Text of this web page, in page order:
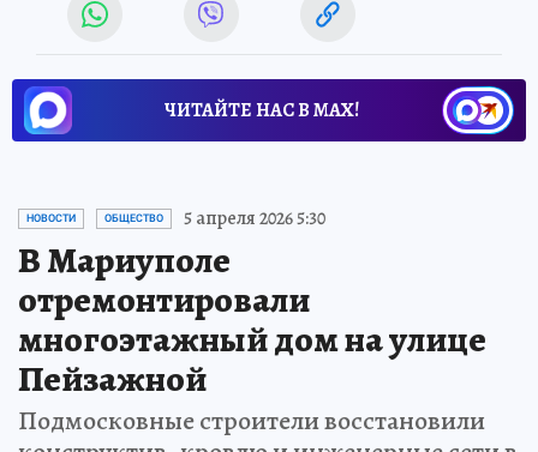
ЧИТАЙТЕ НАС В МАХ!
НОВОСТИ ОБЩЕСТВО 5 апреля 2026 5:30
В Мариуполе
отремонтировали
многоэтажный дом на улице
Пейзажной
Подмосковные строители восстановили